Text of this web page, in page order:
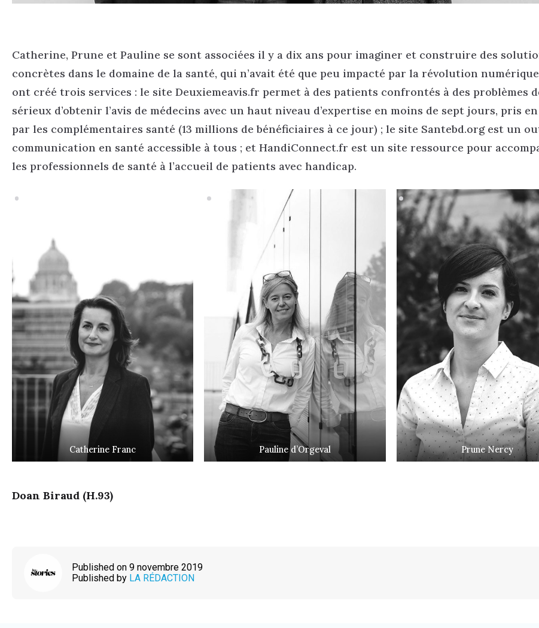
Catherine, Prune et Pauline se sont associées il y a dix ans pour imaginer et construire des
concrètes dans le domaine de la santé, qui n’avait été que peu impacté par la révolution
ont créé trois services : le site Deuxiemeavis.fr permet à des patients confrontés à des problèmes
sérieux d’obtenir l’avis de médecins avec un haut niveau d’expertise en moins de sept jours, pris
par les complémentaires santé (13 millions de bénéficiaires à ce jour) ; le site Santebd.org est un
communication en santé accessible à tous ; et HandiConnect.fr est un site ressource pour
les professionnels de santé à l’accueil de patients avec handicap.
Catherine Franc Pauline d’Orgeval Prune Nercy
Doan Biraud (H.93)
Published on 9 novembre 2019
Published by LA RÉDACTION